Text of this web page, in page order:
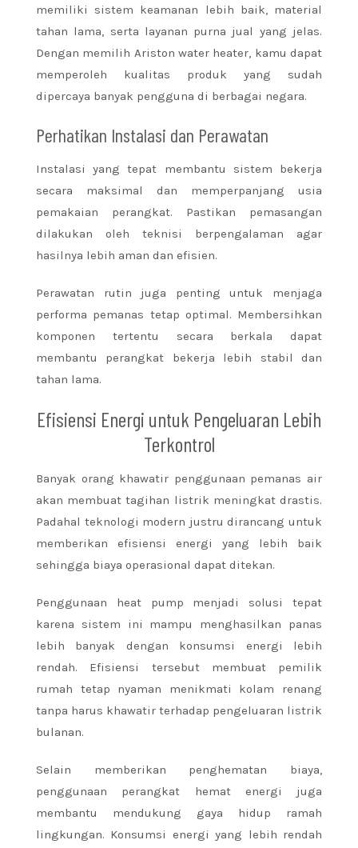
memiliki sistem keamanan lebih baik, material
tahan lama, serta layanan purna jual yang jelas.
Dengan memilih Ariston water heater, kamu dapat
memperoleh kualitas produk yang sudah
dipercaya banyak pengguna di berbagai negara.
Perhatikan Instalasi dan Perawatan
Instalasi yang tepat membantu sistem bekerja
secara maksimal dan memperpanjang usia
pemakaian perangkat. Pastikan pemasangan
dilakukan oleh teknisi berpengalaman agar
hasilnya lebih aman dan efisien.
Perawatan rutin juga penting untuk menjaga
performa pemanas tetap optimal. Membersihkan
komponen tertentu secara berkala dapat
membantu perangkat bekerja lebih stabil dan
tahan lama.
Efisiensi Energi untuk Pengeluaran Lebih
Terkontrol
Banyak orang khawatir penggunaan pemanas air
akan membuat tagihan listrik meningkat drastis.
Padahal teknologi modern justru dirancang untuk
memberikan efisiensi energi yang lebih baik
sehingga biaya operasional dapat ditekan.
Penggunaan heat pump menjadi solusi tepat
karena sistem ini mampu menghasilkan panas
lebih banyak dengan konsumsi energi lebih
rendah. Efisiensi tersebut membuat pemilik
rumah tetap nyaman menikmati kolam renang
tanpa harus khawatir terhadap pengeluaran listrik
bulanan.
Selain memberikan penghematan biaya,
penggunaan perangkat hemat energi juga
membantu mendukung gaya hidup ramah
lingkungan. Konsumsi energi yang lebih rendah